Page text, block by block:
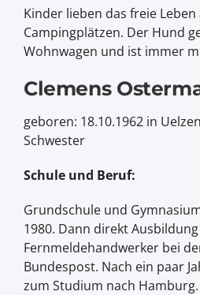
Kinder lieben das freie Leben
Campingplätzen. Der Hund
Wohnwagen und ist immer
Clemens
geboren: 18.10.1962 in
Schwester
Schule und Beruf:
Grundschule und
1980. Dann direkt
Fernmeldehandwerker bei
Bundespost. Nach ein paar
zum Studium nach